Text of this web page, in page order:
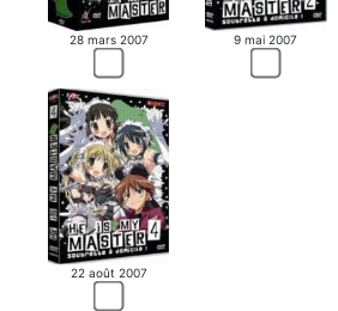
28 mars 2007 9 mai 2007
22 août 2007